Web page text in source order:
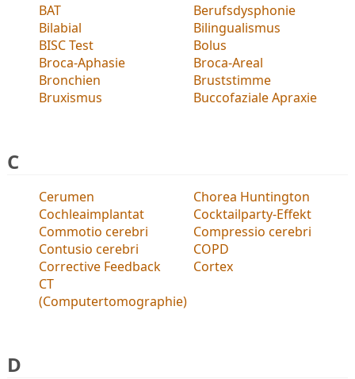
BAT
Berufsdysphonie
Bilabial
Bilingualismus
BISC Test
Bolus
Broca-Aphasie
Broca-Areal
Bronchien
Bruststimme
Bruxismus
Buccofaziale Apraxie
C
Cerumen
Chorea Huntington
Cochleaimplantat
Cocktailparty-Effekt
Commotio cerebri
Compressio cerebri
Contusio cerebri
COPD
Corrective Feedback
Cortex
CT
(Computertomographie)
D